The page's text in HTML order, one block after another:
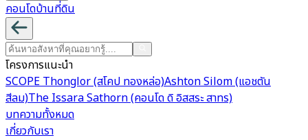
คอนโดบ้านที่ดิน
โครงการแนะนำ
SCOPE Thonglor (สโคป ทองหล่อ)Ashton Silom (แอชตัน
สีลม)The Issara Sathorn (คอนโด ดิ อิสสระ สาทร)
บทความทั้งหมด
เกี่ยวกับเรา